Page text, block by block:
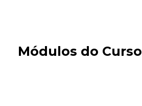
Módulos do Curso